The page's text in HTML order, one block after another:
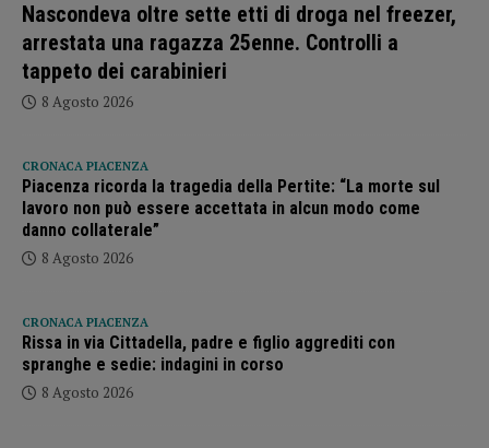
Nascondeva oltre sette etti di droga nel freezer,
arrestata una ragazza 25enne. Controlli a
tappeto dei carabinieri
8 Agosto 2026
CRONACA PIACENZA
Piacenza ricorda la tragedia della Pertite: “La morte sul
lavoro non può essere accettata in alcun modo come
danno collaterale”
8 Agosto 2026
CRONACA PIACENZA
Rissa in via Cittadella, padre e figlio aggrediti con
spranghe e sedie: indagini in corso
8 Agosto 2026